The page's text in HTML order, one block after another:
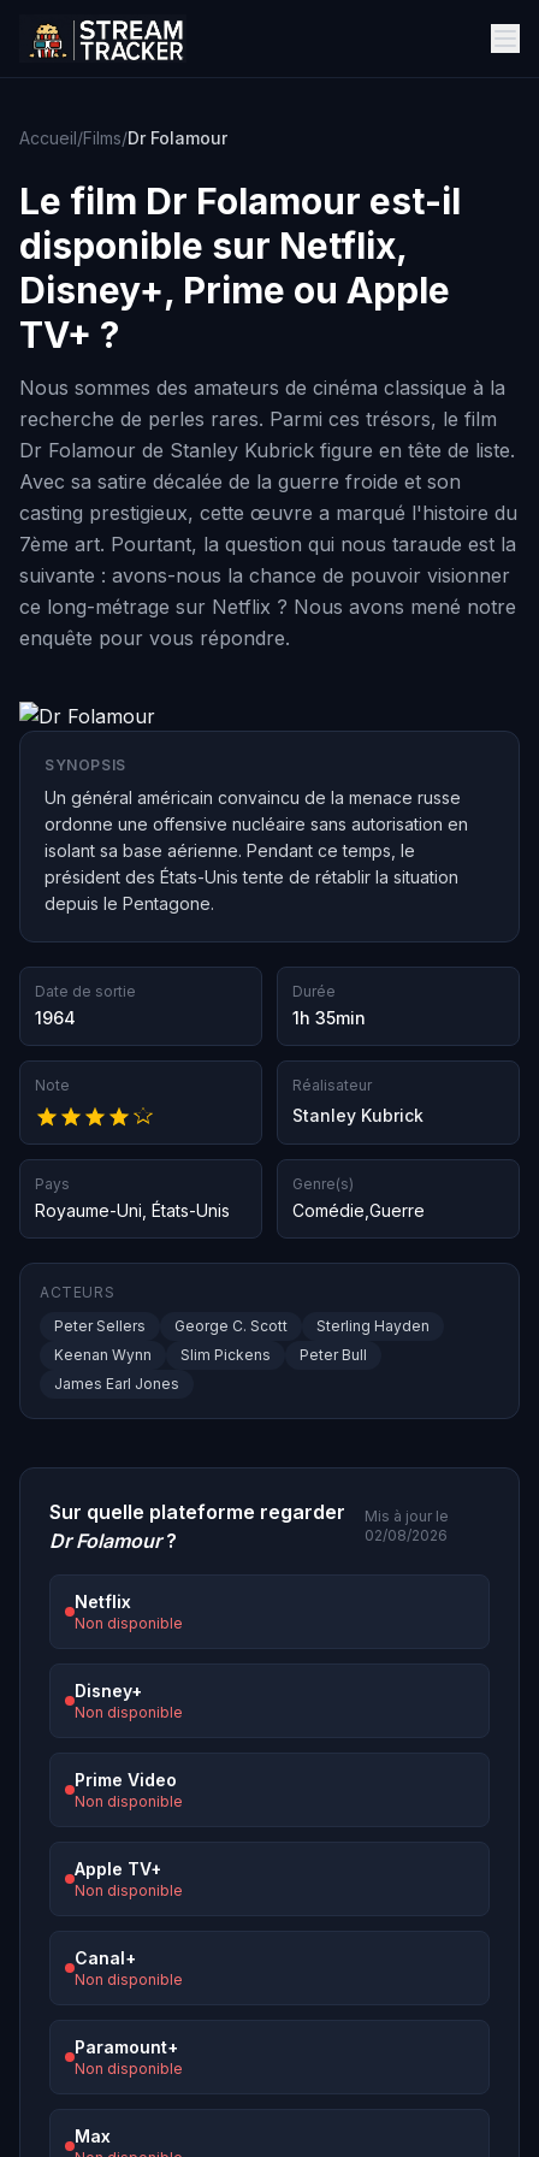
Accueil/Films/Dr Folamour
Le film Dr Folamour est-il
disponible sur Netflix,
Disney+, Prime ou Apple
TV+ ?
Nous sommes des amateurs de cinéma classique à la
recherche de perles rares. Parmi ces trésors, le film
Dr Folamour de Stanley Kubrick figure en tête de liste.
Avec sa satire décalée de la guerre froide et son
casting prestigieux, cette œuvre a marqué l'histoire du
7ème art. Pourtant, la question qui nous taraude est la
suivante : avons-nous la chance de pouvoir visionner
ce long-métrage sur Netflix ? Nous avons mené notre
enquête pour vous répondre.
SYNOPSIS
Un général américain convaincu de la menace russe
ordonne une offensive nucléaire sans autorisation en
isolant sa base aérienne. Pendant ce temps, le
président des États-Unis tente de rétablir la situation
depuis le Pentagone.
Date de sortie
1964
Durée
1h 35min
Note Réalisateur
Stanley Kubrick
Pays
Royaume-Uni États-Unis
Genre(s)
Comédie Guerre
ACTEURS
Peter Sellers
George C. Scott
Sterling Hayden
Keenan Wynn
Slim Pickens
Peter Bull
James Earl Jones
Sur quelle plateforme regarder
Dr Folamour?
Mis à jour le
02/08/2026
Netflix
Non disponible
Disney+
Non disponible
Prime Video
Non disponible
Apple TV+
Non disponible
Canal+
Non disponible
Paramount+
Non disponible
Max